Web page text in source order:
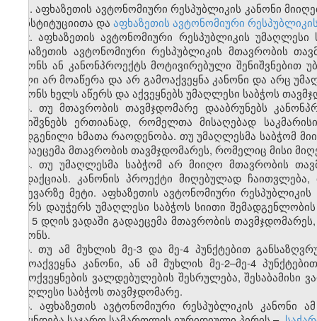
1. აფხაზეთის ავტონომიური რესპუბლიკის კანონი
კონსტიტუციითა და აფხაზეთის ავტონომიური
2. აფხაზეთის ავტონომიური რესპუბლიკის
აფხაზეთის ავტონომიური რესპუბლიკის მთავრობის
კანონს ან კანონპროექტს მოტივირებული
ხელი არ მოაწერა და არ გამოაქვეყნა კანონი და არც
კანონს ხელს აწერს და აქვეყნებს უმაღლესი საბჭოს
3. თუ მთავრობის თავმჯდომარე დააბრუნებს
შენიშვნებს ერთიანად, რომელთა მისაღებად
დადგენილი ხმათა რაოდენობა. თუ უმაღლესმა საბჭომ
გადაეცემა მთავრობის თავმჯდომარეს, რომელიც მისი
4. თუ უმაღლესმა საბჭომ არ მიიღო მთავრობის
რედაქციას. კანონის პროექტი მიღებულად
ნახევარზე მეტი. აფხაზეთის ავტონომიური
მხარს დაუჭერს უმაღლესი საბჭოს სიითი
იგი 5 დღის ვადაში გადაეცემა მთავრობის
კანონს.
5. თუ ამ მუხლის მე-3 და მე-4 პუნქტებით
გამოაქვეყნა კანონი, ან ამ მუხლის მე-2–მე-4
გამოქვეყნების ვალდებულების შესრულება,
უმაღლესი საბჭოს თავმჯდომარე.
6. აფხაზეთის ავტონომიური რესპუბლიკის